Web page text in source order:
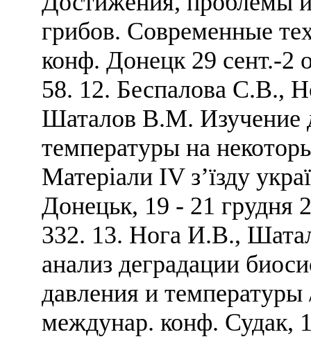
грибов. Современные
конф. Донецк 29 сент.-2
58. 12. Беспалова С.В.,
Шаталов В.М. Изучение
температуры на
Матеріали IV з’їзду
Донецьк, 19 - 21 грудня
332. 13. Нога И.В.,
анализ деградации
давления и
междунар. конф. Судак,